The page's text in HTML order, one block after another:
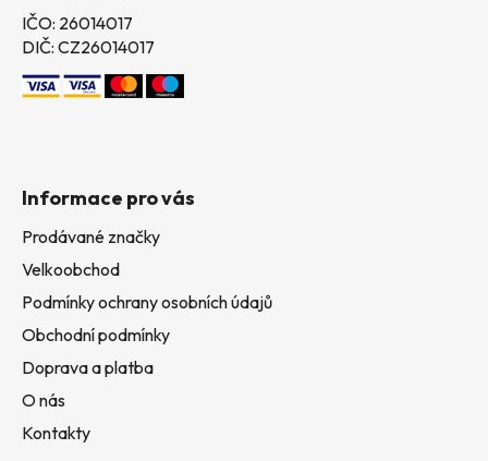
IČO: 26014017
DIČ: CZ26014017
Informace pro vás
Prodávané značky
Velkoobchod
Podmínky ochrany osobních údajů
Obchodní podmínky
Doprava a platba
O nás
Kontakty